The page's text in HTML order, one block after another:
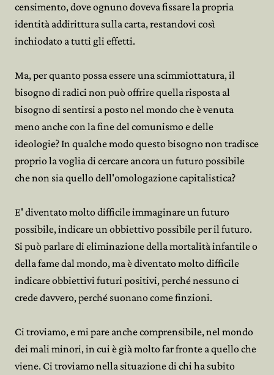
censimento, dove ognuno doveva fissare la propria
identità addirittura sulla carta, restandovi così
inchiodato a tutti gli effetti.
Ma, per quanto possa essere una scimmiottatura, il
bisogno di radici non può offrire quella risposta al
bisogno di sentirsi a posto nel mondo che è venuta
meno anche con la fine del comunismo e delle
ideologie? In qualche modo questo bisogno non tradisce
proprio la voglia di cercare ancora un futuro possibile
che non sia quello dell'omologazione capitalistica?
E' diventato molto difficile immaginare un futuro
possibile, indicare un obbiettivo possibile per il futuro.
Si può parlare di eliminazione della mortalità infantile o
della fame dal mondo, ma è diventato molto difficile
indicare obbiettivi futuri positivi, perché nessuno ci
crede davvero, perché suonano come finzioni.
Ci troviamo, e mi pare anche comprensibile, nel mondo
dei mali minori, in cui è già molto far fronte a quello che
viene. Ci troviamo nella situazione di chi ha subito